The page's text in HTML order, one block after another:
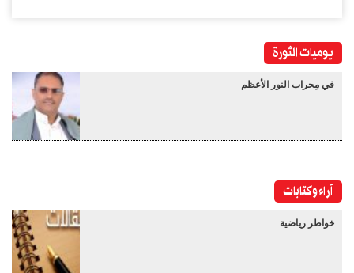
يوميات الثورة
في مِحراب النور الأعظم
آراء وكتابات
خواطر رياضية